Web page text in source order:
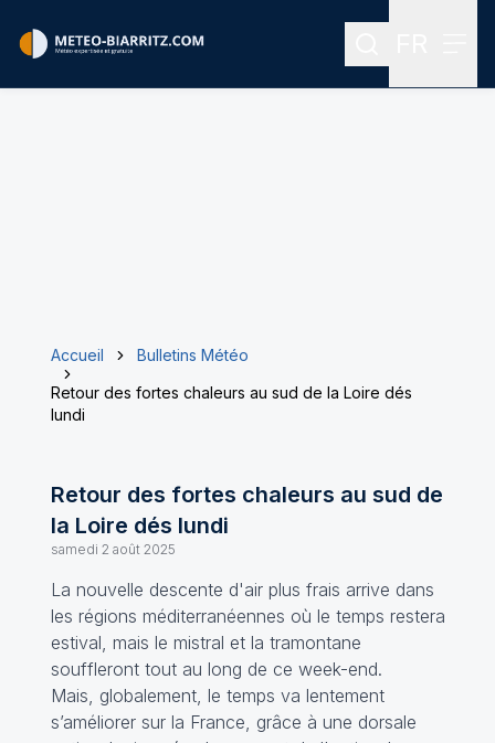
Rechercher
Accueil
Bulletins Météo
Retour des fortes chaleurs au sud de la Loire dés
lundi
Retour des fortes chaleurs au sud de
la Loire dés lundi
samedi 2 août 2025
La nouvelle descente d'air plus frais arrive dans
les régions méditerranéennes où le temps restera
estival, mais le mistral et la tramontane
souffleront tout au long de ce week-end.
Mais, globalement, le temps va lentement
s’améliorer sur la France, grâce à une dorsale